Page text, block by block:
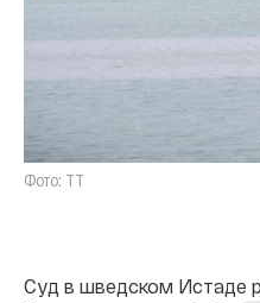
Фото: TT
Суд в шведском Истаде